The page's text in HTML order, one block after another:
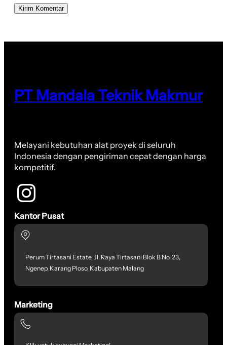
PT Mandala Teknik Makmur
Melayani kebutuhan alat proyek di seluruh
Indonesia dengan pengiriman cepat dengan harga
kompetitif.
Kantor Pusat
Perum Tirtasani Estate, Jl. Raya Tirtasani Blok B No. 23,
Ngenep, Karang Ploso, Kabupaten Malang
Marketing